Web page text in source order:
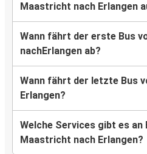
Maastricht nach Erlangen
Wann fährt der erste Bus
nachErlangen ab?
Wann fährt der letzte Bus
Erlangen?
Welche Services gibt es an
Maastricht nach Erlangen?